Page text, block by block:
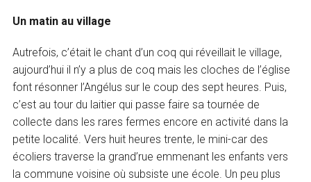
Un matin au village
Autrefois, c’était le chant d’un coq qui réveillait le village,
aujourd’hui il n’y a plus de coq mais les cloches de l’église
font résonner l’Angélus sur le coup des sept heures. Puis,
c’est au tour du laitier qui passe faire sa tournée de
collecte dans les rares fermes encore en activité dans la
petite localité. Vers huit heures trente, le mini-car des
écoliers traverse la grand’rue emmenant les enfants vers
la commune voisine où subsiste une école. Un peu plus